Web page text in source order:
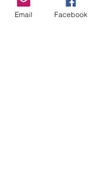
Email Facebook